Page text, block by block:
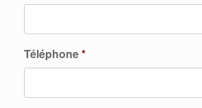
Téléphone*